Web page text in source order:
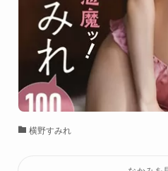
横野すみれ